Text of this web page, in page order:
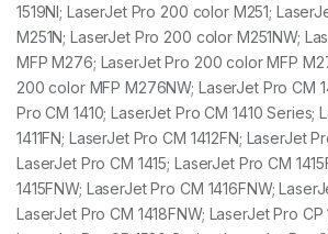
1519NI; LaserJet Pro 200 color M251;
M251N; LaserJet Pro 200 color M251NW;
MFP M276; LaserJet Pro 200 color MFP
200 color MFP M276NW; LaserJet Pro CM
Pro CM 1410; LaserJet Pro CM 1410 Series;
1411FN; LaserJet Pro CM 1412FN; LaserJet
LaserJet Pro CM 1415; LaserJet Pro CM
1415FNW; LaserJet Pro CM 1416FNW;
LaserJet Pro CM 1418FNW; LaserJet Pro CP